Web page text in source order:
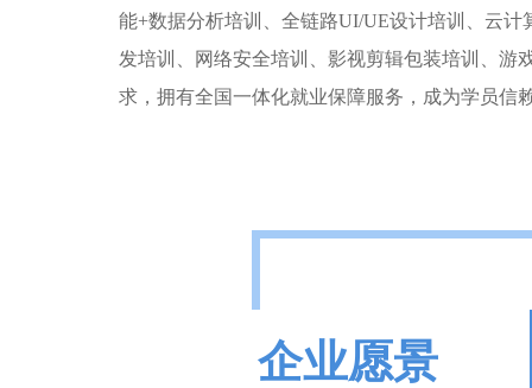
能+数据分析培训、全链路UI/UE设计培训、云
发培训、网络安全培训、影视剪辑包装培训、游
求，拥有全国一体化就业保障服务，成为学员信
企业愿景